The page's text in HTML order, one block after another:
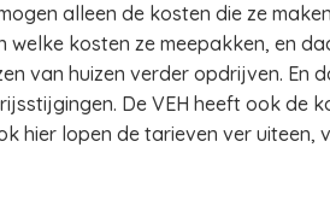
alleen de kosten die ze
kosten ze meepakken, en
van huizen verder opdrijven. En
De VEH heeft ook de
hier lopen de tarieven ver uiteen,